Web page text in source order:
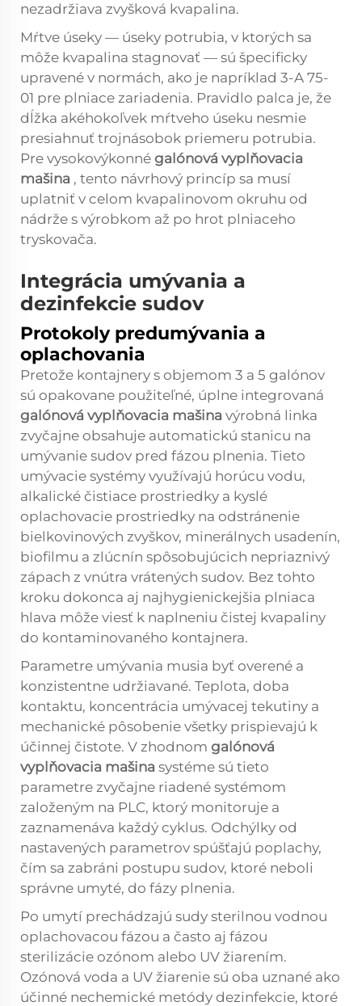
nezadržiava zvyšková kvapalina.
Mŕtve úseky — úseky potrubia, v ktorých sa
môže kvapalina stagnovať — sú špecificky
upravené v normách, ako je napríklad 3-A 75-
01 pre plniace zariadenia. Pravidlo palca je, že
dĺžka akéhokoľvek mŕtveho úseku nesmie
presiahnuť trojnásobok priemeru potrubia.
Pre vysokovýkonné galónová vyplňovacia
mašina , tento návrhový princíp sa musí
uplatniť v celom kvapalinovom okruhu od
nádrže s výrobkom až po hrot plniaceho
tryskovača.
Integrácia umývania a
dezinfekcie sudov
Protokoly predumývania a
oplachovania
Pretože kontajnery s objemom 3 a 5 galónov
sú opakovane použiteľné, úplne integrovaná
galónová vyplňovacia mašina výrobná linka
zvyčajne obsahuje automatickú stanicu na
umývanie sudov pred fázou plnenia. Tieto
umývacie systémy využívajú horúcu vodu,
alkalické čistiace prostriedky a kyslé
oplachovacie prostriedky na odstránenie
bielkovinových zvyškov, minerálnych usadenín,
biofilmu a zlúcnín spôsobujúcich nepriaznivý
zápach z vnútra vrátených sudov. Bez tohto
kroku dokonca aj najhygienickejšia plniaca
hlava môže viesť k naplneniu čistej kvapaliny
do kontaminovaného kontajnera.
Parametre umývania musia byť overené a
konzistentne udržiavané. Teplota, doba
kontaktu, koncentrácia umývacej tekutiny a
mechanické pôsobenie všetky prispievajú k
účinnej čistote. V zhodnom galónová
vyplňovacia mašina systéme sú tieto
parametre zvyčajne riadené systémom
založeným na PLC, ktorý monitoruje a
zaznamenáva každý cyklus. Odchýlky od
nastavených parametrov spúšťajú poplachy,
čím sa zabráni postupu sudov, ktoré neboli
správne umyté, do fázy plnenia.
Po umytí prechádzajú sudy sterilnou vodnou
oplachovacou fázou a často aj fázou
sterilizácie ozónom alebo UV žiarením.
Ozónová voda a UV žiarenie sú oba uznané ako
účinné nechemické metódy dezinfekcie, ktoré